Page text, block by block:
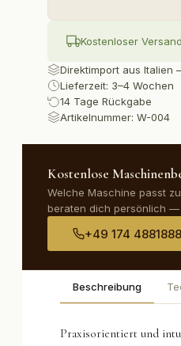
Kostenloser
Direktimport aus
Lieferzeit: 3–4 Wochen
14 Tage Rückgabe
Artikelnummer: W-004
Kostenlose
Welche Maschine passt
beraten dich persönlich —
+49 174 4881888
Beschreibung
Praxisorientiert und